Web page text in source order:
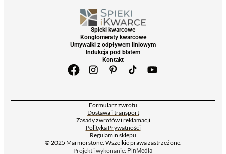
Spieki kwarcowe
Konglomeraty kwarcowe
Umywalki z odpływem liniowym
Indukcja pod blatem
Kontakt
© 2025 Marmorstone. Wszelkie prawa zastrzeżone.
Regulamin sklepu
Polityka Prywatności
Zasady zwrotów i reklamacji
Dostawa i transport
Formularz zwrotu
Projekt i wykonanie: PinMedia